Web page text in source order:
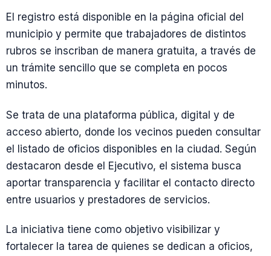
El registro está disponible en la página oficial del
municipio y permite que trabajadores de distintos
rubros se inscriban de manera gratuita, a través de
un trámite sencillo que se completa en pocos
minutos.
Se trata de una plataforma pública, digital y de
acceso abierto, donde los vecinos pueden consultar
el listado de oficios disponibles en la ciudad. Según
destacaron desde el Ejecutivo, el sistema busca
aportar transparencia y facilitar el contacto directo
entre usuarios y prestadores de servicios.
La iniciativa tiene como objetivo visibilizar y
fortalecer la tarea de quienes se dedican a oficios,